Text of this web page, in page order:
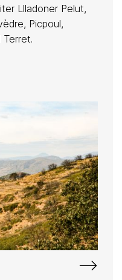
Llladoner Pelut,
Picpoul,